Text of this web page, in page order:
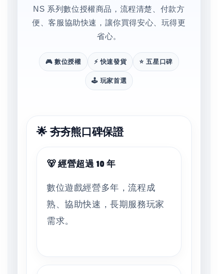
NS 系列數位授權商品，流程清楚、付款方
便、客服協助快速，讓你買得安心、玩得更
省心。
🎮 數位授權 ⚡ 快速發貨 ⭐ 五星口碑
🕹️ 玩家首選
🌟 夯夯熊口碑保證
🐻 經營超過 10 年
數位遊戲經營多年，流程成
熟、協助快速，長期服務玩家
需求。